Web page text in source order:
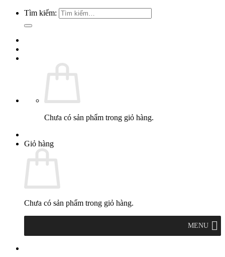
Tìm kiếm:
Chưa có sản phẩm trong giỏ hàng.
Giỏ hàng
Chưa có sản phẩm trong giỏ hàng.
MENU